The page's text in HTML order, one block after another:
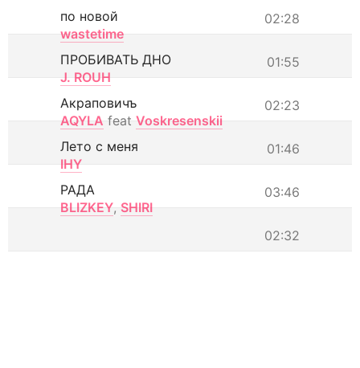
02:28
по новой
wastetime
01:55
ПРОБИВАТЬ ДНО
J. ROUH
02:23
Акраповичъ
AQYLA feat Voskresenskii
01:46
Лето с меня
IHY
03:46
РАДА
BLIZKEY, SHIRI
02:32